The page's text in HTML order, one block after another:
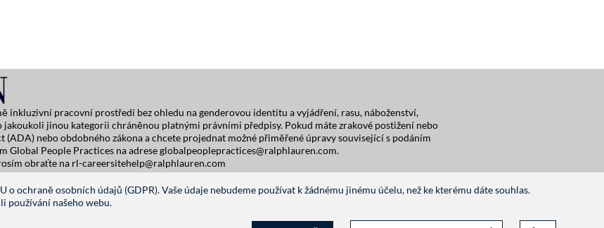
ochraně osobních údajů (GDPR). Vaše údaje nebudeme používat k žádnému jinému účelu, než ke kterému dáte souhlas.
používání našeho webu.
inkluzivní pracovní prostředí bez ohledu na genderovou identitu a vyjádření, rasu, náboženství,
jinou kategorii chráněnou platnými právními předpisy. Pokud máte zrakové postižení nebo
nebo obdobného zákona a chcete projednat možné přiměřené úpravy související s podáním
Global People Practices na adreseglobalpeoplepractices@ralphlauren.com.
obraťte na rl-careersitehelp@ralphlauren.com